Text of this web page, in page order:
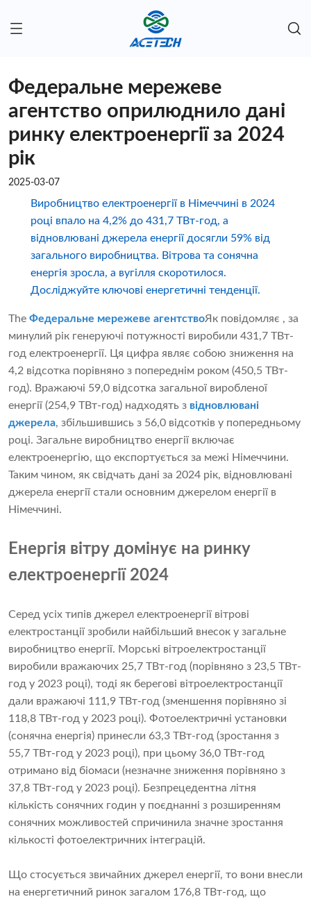
Федеральне мережеве
агентство оприлюднило дані
ринку електроенергії за 2024
рік
2025-03-07
Виробництво електроенергії в Німеччині в 2024
році впало на 4,2% до 431,7 ТВт-год, а
відновлювані джерела енергії досягли 59% від
загального виробництва. Вітрова та сонячна
енергія зросла, а вугілля скоротилося.
Досліджуйте ключові енергетичні тенденції.
The Федеральне мережеве агентствоЯк повідомляє , за
минулий рік генеруючі потужності виробили 431,7 ТВт-
год електроенергії. Ця цифра являє собою зниження на
4,2 відсотка порівняно з попереднім роком (450,5 ТВт-
год). Вражаючі 59,0 відсотка загальної виробленої
енергії (254,9 ТВт-год) надходять з відновлювані
джерела, збільшившись з 56,0 відсотків у попередньому
році. Загальне виробництво енергії включає
електроенергію, що експортується за межі Німеччини.
Таким чином, як свідчать дані за 2024 рік, відновлювані
джерела енергії стали основним джерелом енергії в
Німеччині.
Енергія вітру домінує на ринку
електроенергії 2024
Серед усіх типів джерел електроенергії вітрові
електростанції зробили найбільший внесок у загальне
виробництво енергії. Морські вітроелектростанції
виробили вражаючих 25,7 ТВт-год (порівняно з 23,5 ТВт-
год у 2023 році), тоді як берегові вітроелектростанції
дали вражаючі 111,9 ТВт-год (зменшення порівняно зі
118,8 ТВт-год у 2023 році). Фотоелектричні установки
(сонячна енергія) принесли 63,3 ТВт-год (зростання з
55,7 ТВт-год у 2023 році), при цьому 36,0 ТВт-год
отримано від біомаси (незначне зниження порівняно з
37,8 ТВт-год у 2023 році). Безпрецедентна літня
кількість сонячних годин у поєднанні з розширенням
сонячних можливостей спричинила значне зростання
кількості фотоелектричних інтеграцій.
Що стосується звичайних джерел енергії, то вони внесли
на енергетичний ринок загалом 176,8 ТВт-год, що